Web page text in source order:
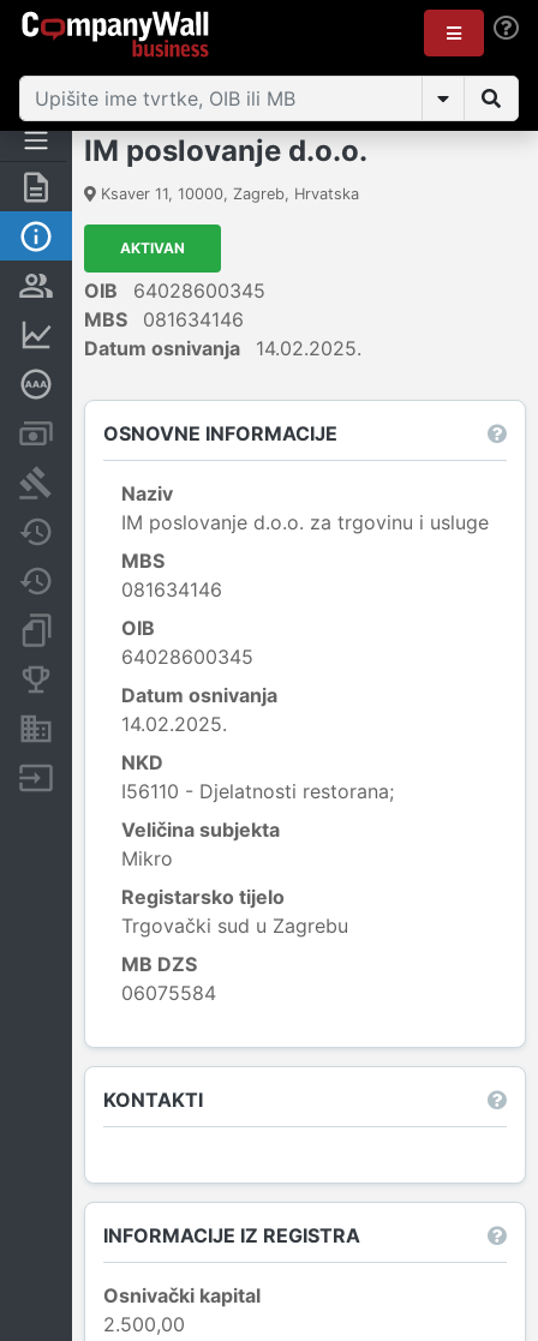
Sažetak
Osobe i vlasništvo
Računi i blokade
Sudske objave
Javne nabavke
Promjene
Dokumenti i objave
Nekretnine i imovina
IM poslovanje d.o.o.
Ksaver 11, 10000, Zagreb, Hrvatska
AKTIVAN
OIB
64028600345
MBS
081634146
Datum osnivanja
14.02.2025.
OSNOVNE INFORMACIJE
Naziv
IM poslovanje d.o.o. za trgovinu i usluge
MBS
081634146
OIB
64028600345
Datum osnivanja
14.02.2025.
NKD
I56110 - Djelatnosti restorana;
Veličina subjekta
Mikro
Registarsko tijelo
Trgovački sud u Zagrebu
MB DZS
06075584
KONTAKTI
INFORMACIJE IZ REGISTRA
Osnivački kapital
2.500,00